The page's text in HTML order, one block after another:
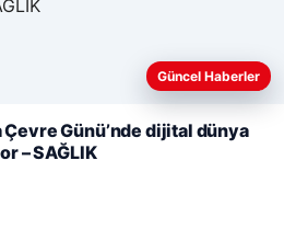
daha iyi anlayabilmek,
Güncel Haberler
Günü’nde dijital dünya
– SAĞLIK